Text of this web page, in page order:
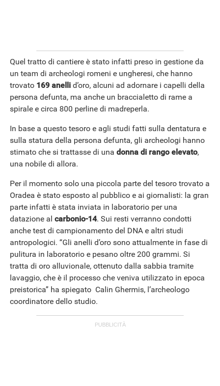
Quel tratto di cantiere è stato infatti preso in gestione da
un team di archeologi romeni e ungheresi, che hanno
trovato 169 anelli d’oro, alcuni ad adornare i capelli della
persona defunta, ma anche un braccialetto di rame a
spirale e circa 800 perline di madreperla.
In base a questo tesoro e agli studi fatti sulla dentatura e
sulla statura della persona defunta, gli archeologi hanno
stimato che si trattasse di una donna di rango elevato,
una nobile di allora.
Per il momento solo una piccola parte del tesoro trovato a
Oradea è stato esposto al pubblico e ai giornalisti: la gran
parte infatti è stata inviata in laboratorio per una
datazione al carbonio-14. Sui resti verranno condotti
anche test di campionamento del DNA e altri studi
antropologici. “Gli anelli d’oro sono attualmente in fase di
pulitura in laboratorio e pesano oltre 200 grammi. Si
tratta di oro alluvionale, ottenuto dalla sabbia tramite
lavaggio, che è il processo che veniva utilizzato in epoca
preistorica” ha spiegato Calin Ghermis, l’archeologo
coordinatore dello studio.